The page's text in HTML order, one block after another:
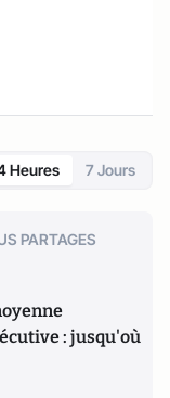
Heures 7 Jours
PARTAGES
: jusqu'où